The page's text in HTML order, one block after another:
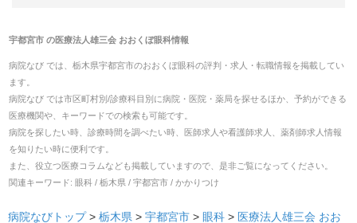
宇都宮市の医療法人雄三会 おおくぼ眼科情報
病院なび では、 栃木県宇都宮市のおおくぼ眼科の評判・求人・転職情報を掲載してい
ます。
病院なび では市区町村別/診療科目別に病院・医院・薬局を探せるほか、予約ができる
医療機関や、キーワードでの検索も可能です。
病院を探したい時、診療時間を調べたい時、医師求人や看護師求人、薬剤師求人情報
を知りたい時に便利です。
また、役立つ医療コラムなども掲載していますので、是非ご覧になってください。
関連キーワード: 眼科 / 栃木県 / 宇都宮市 / かかりつけ
病院なびトップ > 栃木県 > 宇都宮市 > 眼科 > 医療法人雄三会 おお